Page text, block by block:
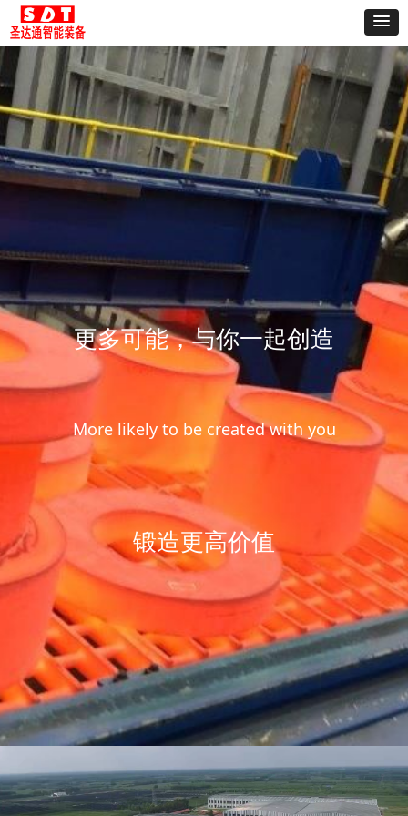
国际市场 设计研发 生产制造 售后服务
更多可能，与你一起创造
More likely to be created with you
锻造更高价值